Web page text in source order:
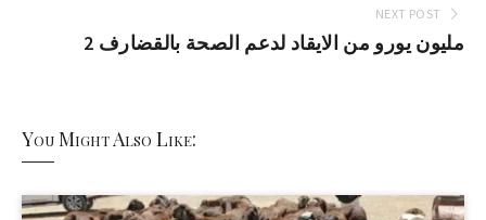
NEXT POST
2 مليون يورو من الايقاد لدعم الصحة بالقضارف
You Might Also Like: